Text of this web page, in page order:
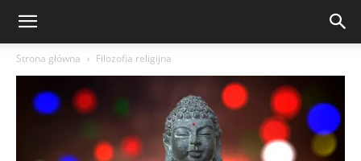
Strona główna Filozofia religijna